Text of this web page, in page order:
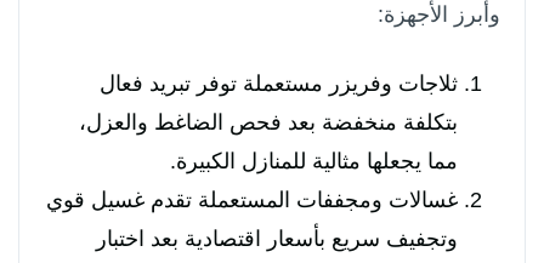
وأبرز الأجهزة:
ثلاجات وفريزر مستعملة توفر تبريد فعال
بتكلفة منخفضة بعد فحص الضاغط والعزل،
مما يجعلها مثالية للمنازل الكبيرة.
غسالات ومجففات المستعملة تقدم غسيل قوي
وتجفيف سريع بأسعار اقتصادية بعد اختبار